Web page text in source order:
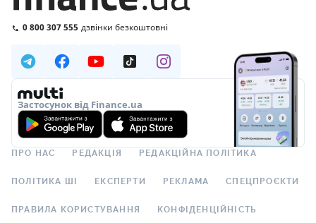
0 800 307 555 дзвінки безкоштовні
Застосунок від Finance.ua
ПРО НАС РЕДАКЦІЯ РЕДАКЦІЙНА ПОЛІТИКА
ПОЛІТИКА ШІ ЕКСПЕРТИ РЕКЛАМА СПЕЦПРОЄКТИ
ПРАВИЛА КОРИСТУВАННЯ КОНФІДЕНЦІЙНІСТЬ